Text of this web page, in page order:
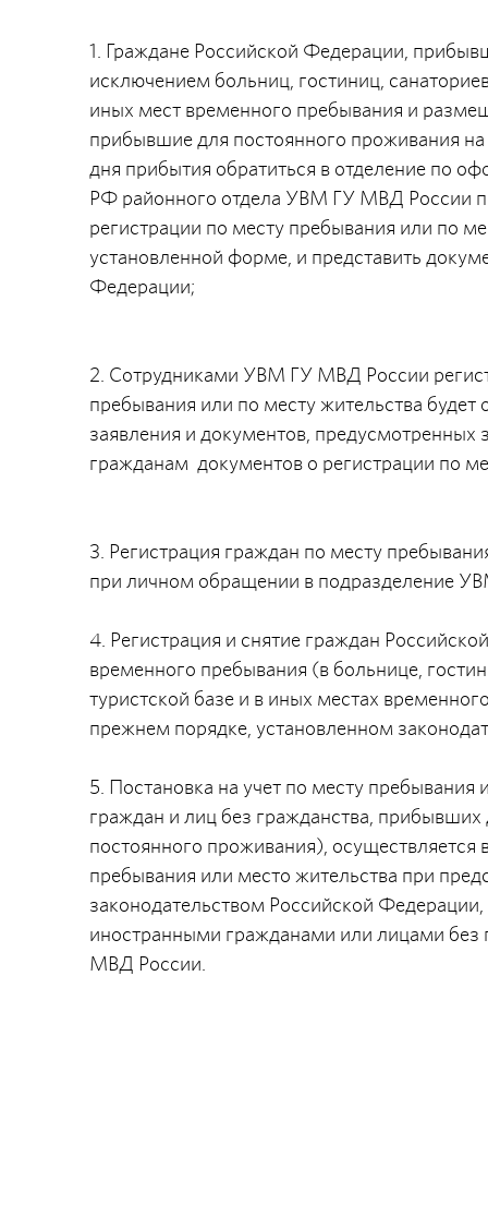
1. Граждане Российской Федерации,
исключением больниц, гостиниц,
иных мест временного пребывания и
прибывшие для постоянного проживания
дня прибытия обратиться в отделение по
РФ районного отдела УВМ ГУ МВД России
регистрации по месту пребывания или по
установленной форме, и представить
Федерации;
2. Сотрудниками УВМ ГУ МВД России
пребывания или по месту жительства
заявления и документов,
гражданам документов о регистрации по
3. Регистрация граждан по месту
при личном обращении в подразделение
4. Регистрация и снятие граждан
временного пребывания (в больнице,
туристской базе и в иных местах
прежнем порядке, установленном
5. Постановка на учет по месту
граждан и лиц без гражданства,
постоянного проживания),
пребывания или место жительства при
законодательством Российской
иностранными гражданами или лицами
МВД России.